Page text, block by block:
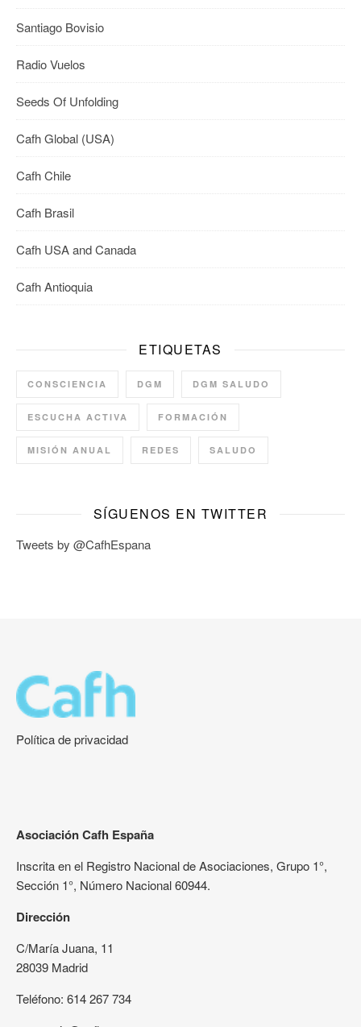
Santiago Bovisio
Radio Vuelos
Seeds Of Unfolding
Cafh Global (USA)
Cafh Chile
Cafh Brasil
Cafh USA and Canada
Cafh Antioquia
ETIQUETAS
CONSCIENCIA DGM DGM SALUDO
ESCUCHA ACTIVA FORMACIÓN
MISIÓN ANUAL REDES SALUDO
SÍGUENOS EN TWITTER
Tweets by @CafhEspana
Política de privacidad
Asociación Cafh España
Inscrita en el Registro Nacional de Asociaciones, Grupo 1°,
Sección 1°, Número Nacional 60944.
Dirección
C/María Juana, 11
28039 Madrid
Teléfono: 614 267 734